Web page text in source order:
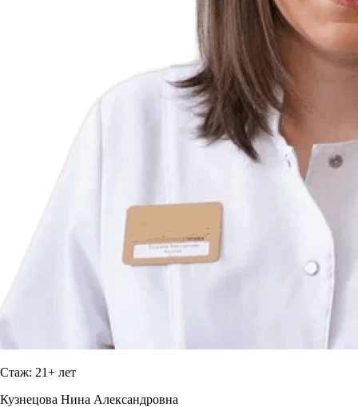
Стаж: 21+ лет
Кузнецова Нина Александровна